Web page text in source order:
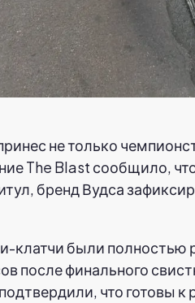
не только
The Blast сообщило,
бренд Вудса
клатчи были полностью
после финального
что готовы к